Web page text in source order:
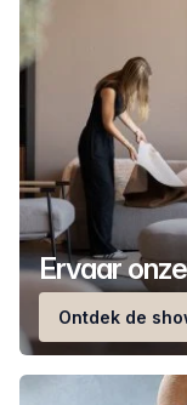
Ervaar
Ontdek de